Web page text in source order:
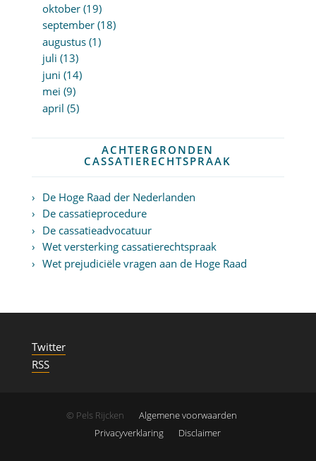
oktober (19)
september (18)
augustus (1)
juli (13)
juni (14)
mei (9)
april (5)
ACHTERGRONDEN
CASSATIERECHTSPRAAK
De Hoge Raad der Nederlanden
De cassatieprocedure
De cassatieadvocatuur
Wet versterking cassatierechtspraak
Wet prejudiciële vragen aan de Hoge Raad
Twitter
RSS
© Pels Rijcken
Algemene voorwaarden
Privacyverklaring
Disclaimer